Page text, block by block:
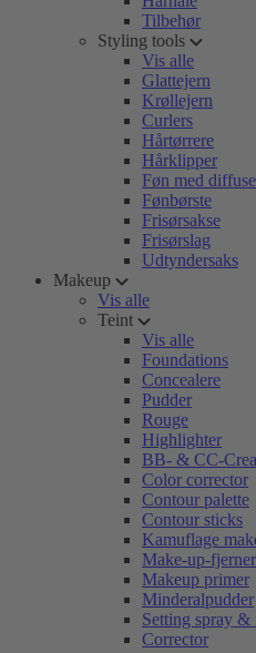
Tilbehør
Styling tools
Vis alle
Glattejern
Krøllejern
Curlers
Hårtørrere
Hårklipper
Føn med
Fønbørste
Frisørsakse
Frisørslag
Udtyndersaks
Makeup
Vis alle
Teint
Vis alle
Foundations
Concealere
Pudder
Rouge
Highlighter
BB- & CC-
Color corrector
Contour palette
Contour sticks
Kamuflage
Make-up-fjerner
Makeup primer
Minderalpudder
Setting spray &
Corrector